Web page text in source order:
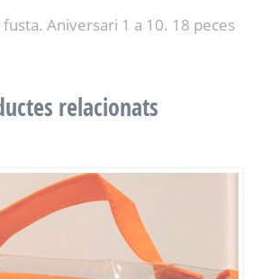
Aniversari 1 a 10. 18 peces
relacionats